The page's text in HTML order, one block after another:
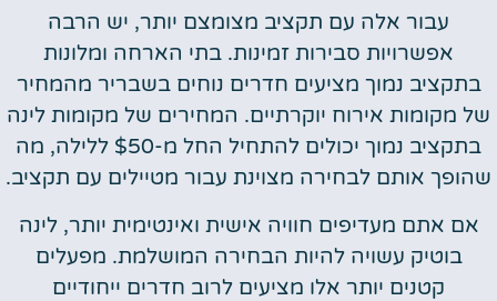
עבור אלה עם תקציב מצומצם יותר, יש הרבה
אפשרויות סבירות זמינות. בתי הארחה ומלונות
בתקציב נמוך מציעים חדרים נוחים בשבריר מהמחיר
של מקומות אירוח יוקרתיים. המחירים של מקומות לינה
בתקציב נמוך יכולים להתחיל החל מ-$50 ללילה, מה
שהופך אותם לבחירה מצוינת עבור מטיילים עם תקציב.
אם אתם מעדיפים חוויה אישית ואינטימית יותר, לינה
בוטיק עשויה להיות הבחירה המושלמת. מפעלים
קטנים יותר אלו מציעים לרוב חדרים ייחודיים